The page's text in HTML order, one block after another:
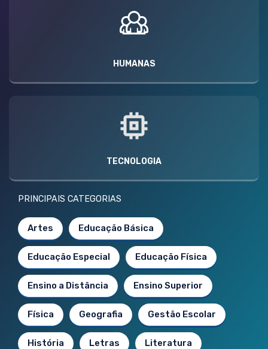
HUMANAS
TECNOLOGIA
PRINCIPAIS CATEGORIAS
Artes Educação Básica
Educação Especial Educação Física
Ensino a Distância Ensino Superior
Física Geografia Gestão Escolar
História Letras Literatura